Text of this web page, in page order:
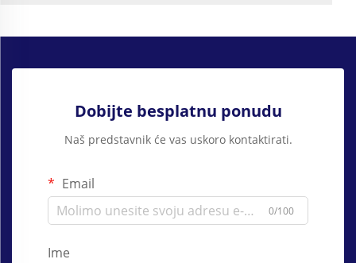
Dobijte besplatnu ponudu
Naš predstavnik će vas uskoro kontaktirati.
Email
0/100
Ime